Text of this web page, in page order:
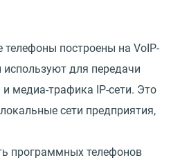
построены на VoIP-
используют для передачи
и медиа-трафика IP-сети. Это
сети предприятия,
программных телефонов